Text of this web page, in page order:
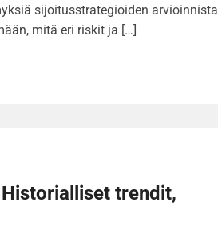
sijoitusstrategioiden arvioinnista
mitä eri riskit ja […]
trendit,